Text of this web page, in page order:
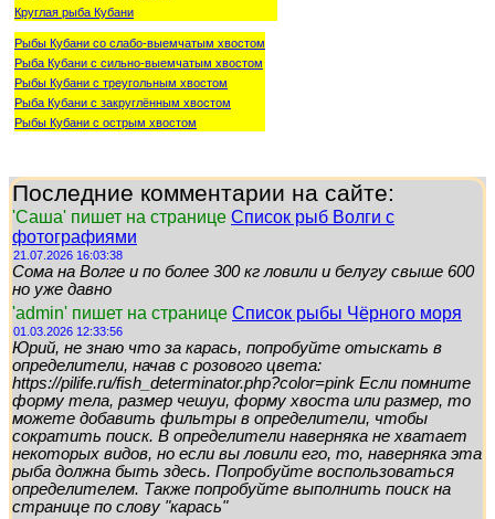
Круглая рыба Кубани
Рыбы Кубани со слабо-выемчатым хвостом
Рыба Кубани с сильно-выемчатым хвостом
Рыбы Кубани с треугольным хвостом
Рыба Кубани с закруглённым хвостом
Рыбы Кубани с острым хвостом
Последние комментарии на сайте:
'Саша' пишет на странице Список рыб Волги с
фотографиями
21.07.2026 16:03:38
Сома на Волге и по более 300 кг ловили и белугу свыше 600
но уже давно
'admin' пишет на странице Список рыбы Чёрного моря
01.03.2026 12:33:56
Юрий, не знаю что за карась, попробуйте отыскать в
определители, начав с розового цвета:
https://pilife.ru/fish_determinator.php?color=pink Если помните
форму тела, размер чешуи, форму хвоста или размер, то
можете добавить фильтры в определители, чтобы
сократить поиск. В определители наверняка не хватает
некоторых видов, но если вы ловили его, то, наверняка эта
рыба должна быть здесь. Попробуйте воспользоваться
определителем. Также попробуйте выполнить поиск на
странице по слову "карась"